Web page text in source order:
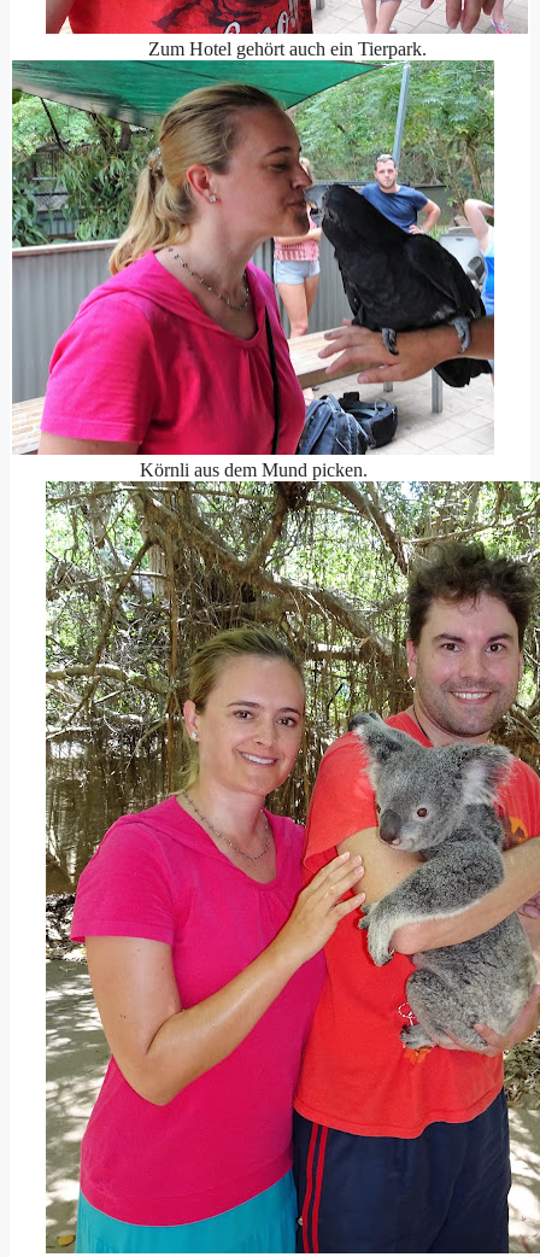
Zum Hotel gehört auch ein Tierpark.
Körnli aus dem Mund picken.